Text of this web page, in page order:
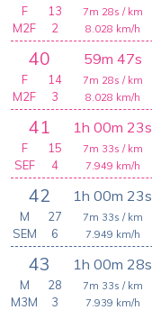
7m 28s / km
8.028 km/h
F
13
M2F
2
40 59m 47s
7m 28s / km
8.028 km/h
F
14
M2F
3
41 1h 00m 23s
7m 33s / km
7.949 km/h
F
15
SEF
4
42 1h 00m 23s
7m 33s / km
7.949 km/h
M
27
SEM
6
43 1h 00m 28s
7m 33s / km
7.939 km/h
M
28
M3M
3